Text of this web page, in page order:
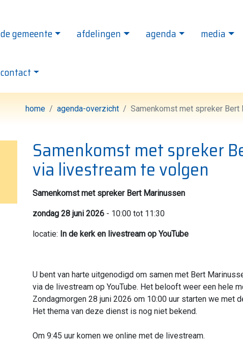
de gemeente afdelingen agenda media
contact
home agenda-overzicht Samenkomst met spreker Bert
Samenkomst met spreker
via livestream te volgen
Samenkomst met spreker Bert Marinussen
zondag 28 juni 2026 - 10:00 tot 11:30
locatie: In de kerk en livestream op YouTube
U bent van harte uitgenodigd om samen met Bert
via de livestream op YouTube. Het belooft weer een hele
Zondagmorgen 28 juni 2026 om 10:00 uur starten we met
Het thema van deze dienst is nog niet bekend.
Om 9:45 uur komen we online met de livestream.